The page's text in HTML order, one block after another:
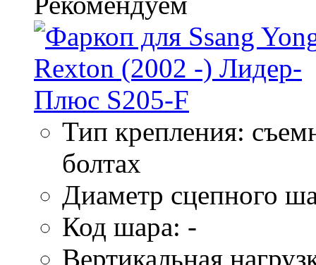
Тип крепления:
болтах
Диаметр сцепного
Код шара: -
Вертикальная